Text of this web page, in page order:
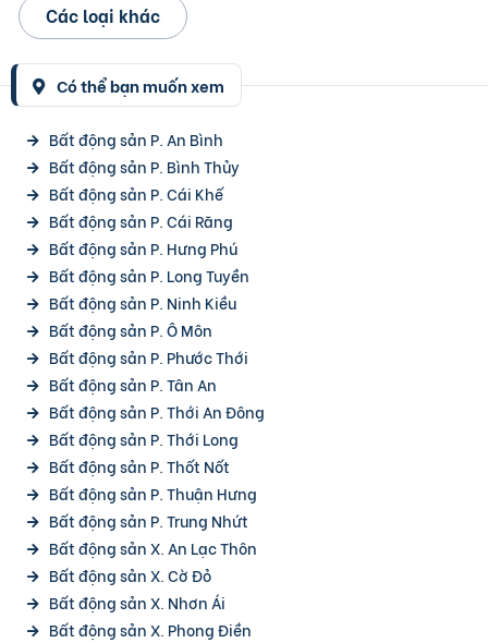
Các loại khác
Có thể bạn muốn xem
Bất động sản P. An Bình
Bất động sản P. Bình Thủy
Bất động sản P. Cái Khế
Bất động sản P. Cái Răng
Bất động sản P. Hưng Phú
Bất động sản P. Long Tuyền
Bất động sản P. Ninh Kiều
Bất động sản P. Ô Môn
Bất động sản P. Phước Thới
Bất động sản P. Tân An
Bất động sản P. Thới An Đông
Bất động sản P. Thới Long
Bất động sản P. Thốt Nốt
Bất động sản P. Thuận Hưng
Bất động sản P. Trung Nhứt
Bất động sản X. An Lạc Thôn
Bất động sản X. Cờ Đỏ
Bất động sản X. Nhơn Ái
Bất động sản X. Phong Điền